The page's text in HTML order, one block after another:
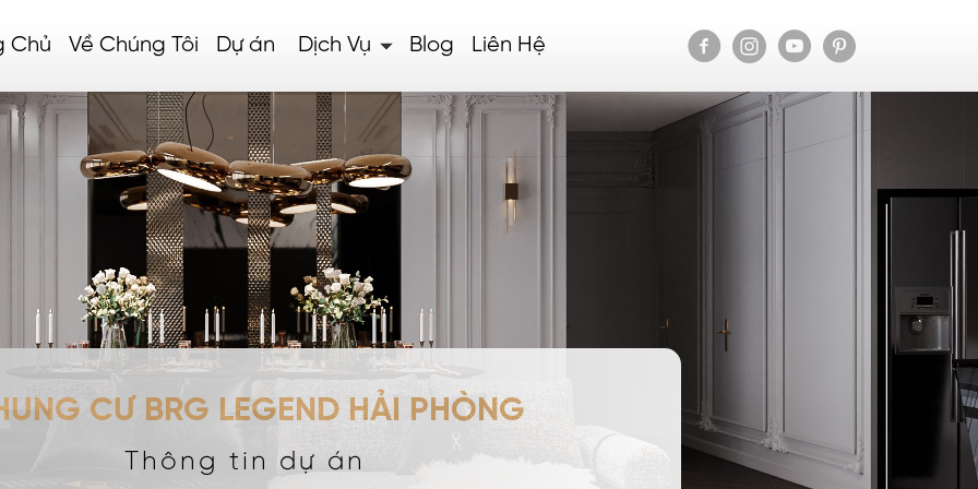
Chủ Về Chúng Tôi Dự án Dịch Vụ Blog Liên Hệ
CƯ BRG LEGEND HẢI PHÒNG
Thông tin dự án